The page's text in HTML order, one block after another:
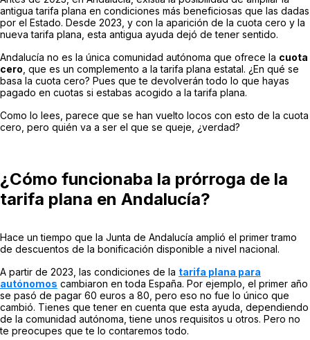
antigua tarifa plana en condiciones más beneficiosas que las dadas
por el Estado. Desde 2023, y con la aparición de la cuota cero y la
nueva tarifa plana, esta antigua ayuda dejó de tener sentido.
Andalucía no es la única comunidad autónoma que ofrece la cuota
cero, que es un complemento a la tarifa plana estatal. ¿En qué se
basa la cuota cero? Pues que te devolverán todo lo que hayas
pagado en cuotas si estabas acogido a la tarifa plana.
Como lo lees, parece que se han vuelto locos con esto de la cuota
cero, pero quién va a ser el que se queje, ¿verdad?
¿Cómo funcionaba la prórroga de la
tarifa plana en Andalucía?
Hace un tiempo que la Junta de Andalucía amplió el primer tramo
de descuentos de la bonificación disponible a nivel nacional.
A partir de 2023, las condiciones de la tarifa plana para
autónomos cambiaron en toda España. Por ejemplo, el primer año
se pasó de pagar 60 euros a 80, pero eso no fue lo único que
cambió. Tienes que tener en cuenta que esta ayuda, dependiendo
de la comunidad autónoma, tiene unos requisitos u otros. Pero no
te preocupes que te lo contaremos todo.